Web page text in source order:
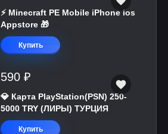
⚡️ Minecraft PE Mobile iPhone ios
Appstore 🎁
Купить
590 ₽
💎 Карта PlayStation(PSN) 250-
5000 TRY (ЛИРЫ) ТУРЦИЯ
Купить